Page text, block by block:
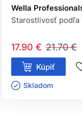
Wella
Starostlivosť podľa
21.70 €
17.90 €
Kúpiť
Skladom ㅤ